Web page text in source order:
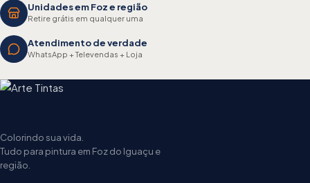
Unidades em Foz e região
Retire grátis em qualquer uma
Atendimento de verdade
WhatsApp + Televendas + Loja
Colorindo sua vida.
Tudo para pintura em Foz do Iguaçu e
região.